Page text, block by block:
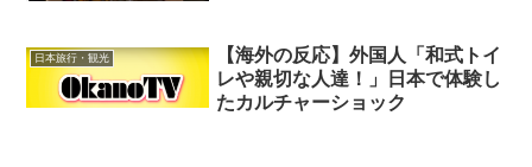
日本旅行・観光
【海外の反応】外国人「和式トイ
レや親切な人達！」日本で体験し
たカルチャーショック